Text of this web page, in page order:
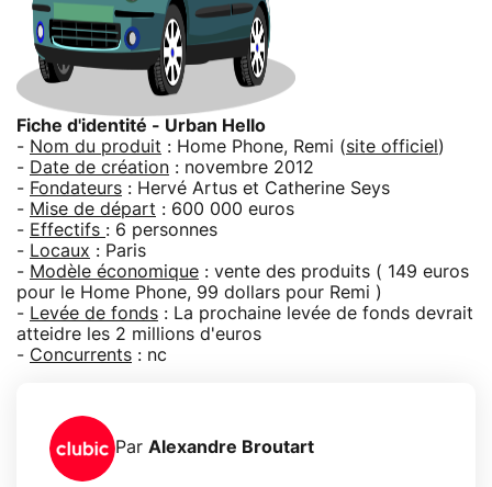
Fiche d'identité - Urban Hello
- Nom du produit : Home Phone, Remi (site officiel )
- Date de création : novembre 2012
- Fondateurs : Hervé Artus et Catherine Seys
- Mise de départ : 600 000 euros
- Effectifs : 6 personnes
- Locaux : Paris
- Modèle économique : vente des produits ( 149 euros
pour le Home Phone, 99 dollars pour Remi )
- Levée de fonds : La prochaine levée de fonds devrait
atteidre les 2 millions d'euros
- Concurrents : nc
Par Alexandre Broutart